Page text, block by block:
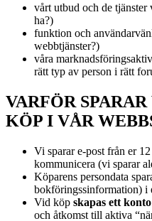
vårt utbud och de
ha?)
funktion och
webbtjänster?)
våra
rätt typ av person i rätt
VARFÖR
KÖP I VÅR
Vi sparar e-post från er
kommunicera (vi sparar
Köparens persondata
bokföringssinformation) i
Vid köp skapas ett konto
och åtkomst till aktiva